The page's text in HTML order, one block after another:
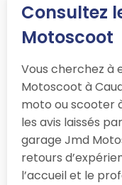
Consultez
Motoscoot
Vous cherchez à
Motoscoot à
moto ou scooter
les avis laissés
garage Jmd
retours
l’accueil et le